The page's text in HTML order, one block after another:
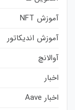
آموزش NFT
آموزش اندیکاتور
آوالانچ
اخبار
اخبار Aave